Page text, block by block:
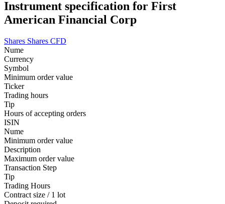
Instrument specification for First
American Financial Corp
Shares Shares CFD
Nume
Currency
Symbol
Minimum order value
Ticker
Trading hours
Tip
Hours of accepting orders
ISIN
Nume
Minimum order value
Description
Maximum order value
Transaction Step
Tip
Trading Hours
Contract size / 1 lot